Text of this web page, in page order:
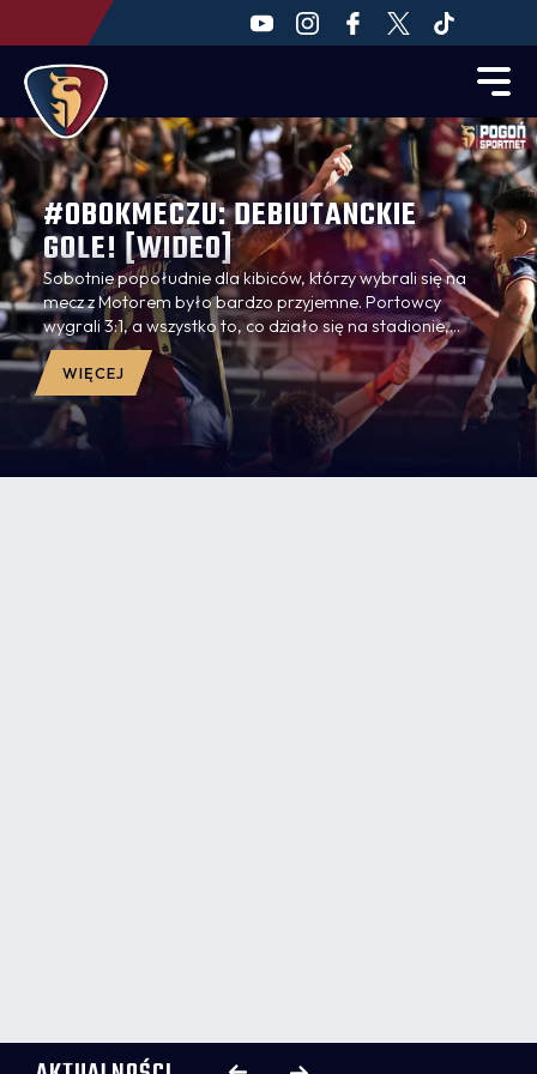
#OBOKMECZU: DEBIUTANCKIE
GOLE! [WIDEO]
Sobotnie popołudnie dla kibiców, którzy wybrali się na
mecz z Motorem było bardzo przyjemne. Portowcy
wygrali 3:1, a wszystko to, co działo się na stadionie,
staraliśmy się uchwycić w oku naszych kamer!
Zapraszamy na seans!
WIĘCEJ